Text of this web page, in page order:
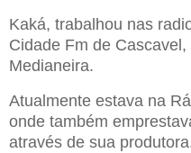
Kaká, trabalhou nas
Cidade Fm de
Medianeira.
Atualmente estava na
onde também
através de sua